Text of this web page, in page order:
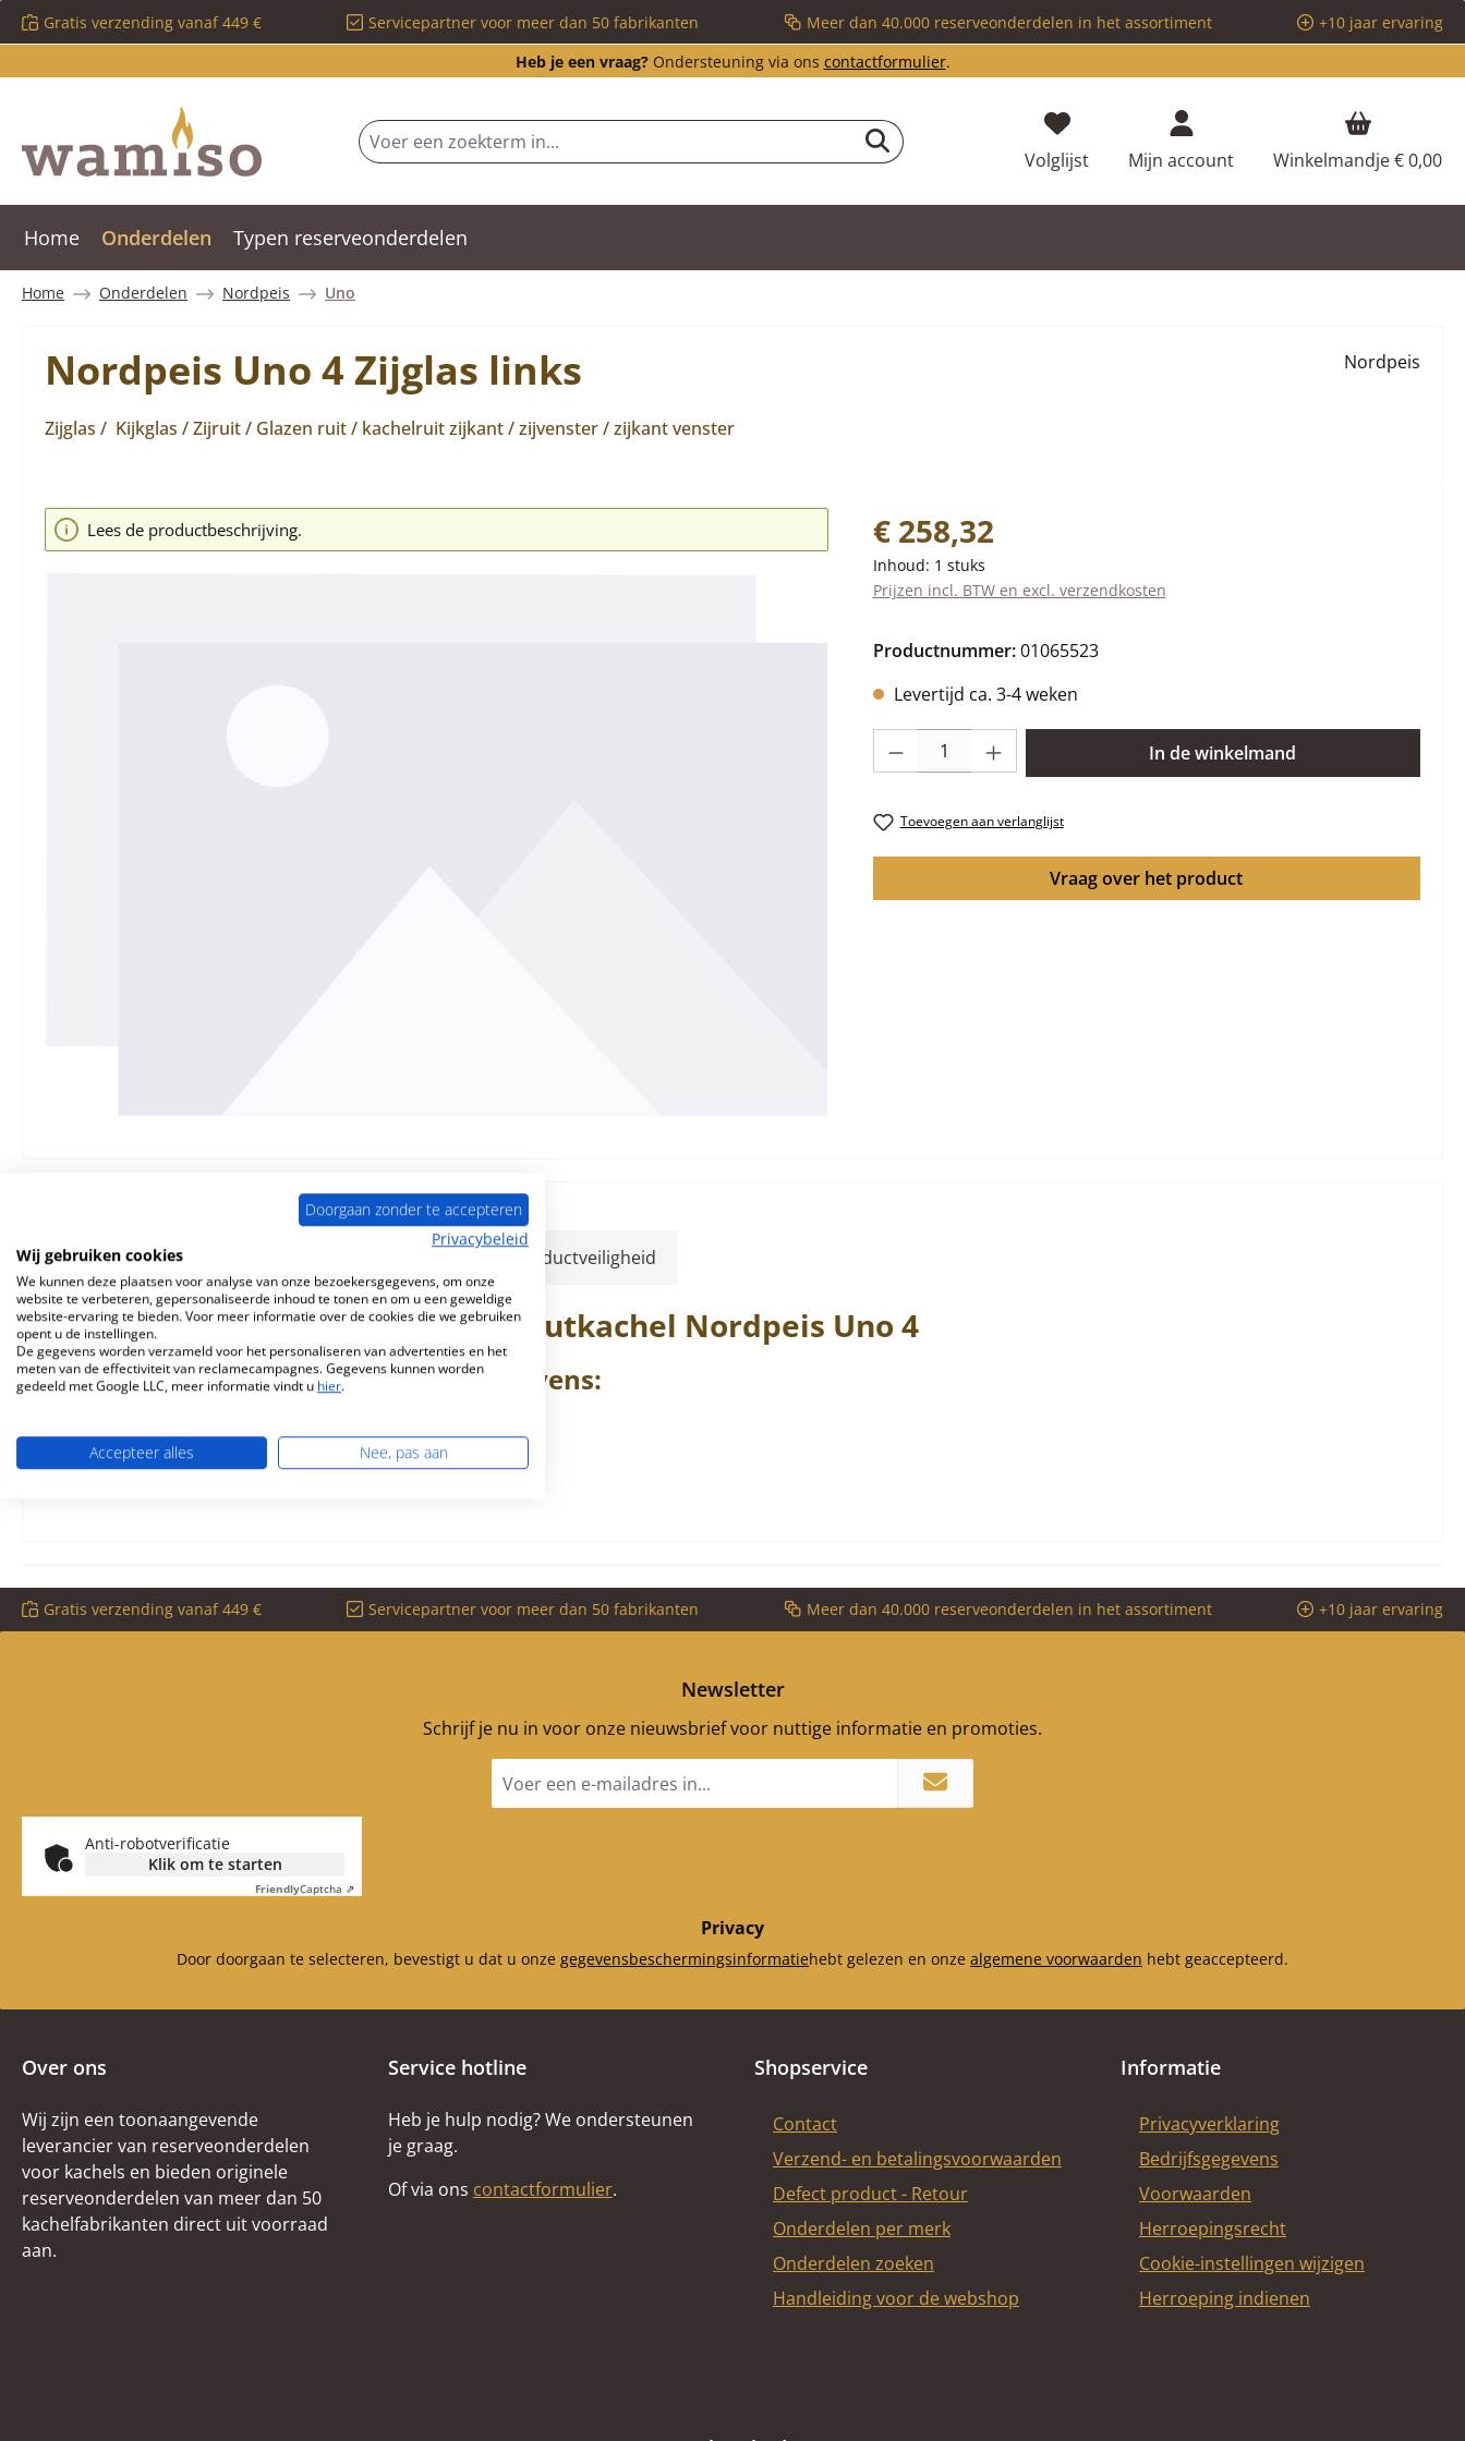
naar de hoofdinhoud
Ga naar de zoekopdracht
Ga naar de hoofdnavigatie
Gratis verzending vanaf 449 € Servicepartner voor meer dan 50 fabrikanten Meer dan 40.000 reserveonderdelen in het assortiment
+10 jaar ervaring
Heb je een vraag?Ondersteuning via ons contactformulier.
VolglijstJe hebt 0 items op je verlanglijstje
Mijn account Winkelmandje€ 0,00
Home Onderdelen Typen reserveonderdelen
Home Onderdelen Nordpeis Uno
Nordpeis Uno 4 Zijglas links
Zijglas / Kijkglas / Zijruit / Glazen ruit / kachelruit zijkant / zijvenster / zijkant venster
Nordpeis
Afbeeldingengalerij overslaan
Lees de productbeschrijving. Normale prijs:
€ 258,32
Inhoud: 1 stuks
Prijzen incl. BTW en excl. verzendkosten
Productnummer:01065523
Levertijd ca. 3-4 weken
Producthoeveelheid: Voer de gewenste hoeveelheid in of gebruik de knoppen
In de winkelmand
Toevoegen aan verlanglijst
Vraag over het product
Beschrijving Informatie over productveiligheid
OrigineelZijglas linksvoor de Houtkachel Nordpeis Uno 4
NordpeisUno4ZijglaslinksKerngegevens:
Glazen ruit, kachelruit zijkant
hittebestendig
Gratis verzending vanaf 449 € Servicepartner voor meer dan 50 fabrikanten Meer dan 40.000 reserveonderdelen in het assortiment +10 jaar ervaring
Newsletter
Schrijf je nu in voor onze nieuwsbrief voor nuttige informatie en promoties.
mailadres
Anti-robotverificatie
Klik om te starten
FriendlyCaptcha ⇗
Privacy
Door doorgaan te selecteren, bevestigt u dat u onze gegevensbeschermingsinformatiehebt gelezen en onze algemene voorwaarden hebt geaccepteerd.
Over ons
Wij zijn een toonaangevende
leverancier van reserveonderdelen
voor kachels en bieden originele
reserveonderdelen van meer dan 50
kachelfabrikanten direct uit voorraad
aan.
Service hotline
Heb je hulp nodig? We ondersteunen
je graag.
Of via ons contactformulier.
Shopservice
Contact
Verzend- en betalingsvoorwaarden
Defect product - Retour
Onderdelen per merk
Onderdelen zoeken
Handleiding voor de webshop
Informatie
Privacyverklaring
Bedrijfsgegevens
Voorwaarden
Herroepingsrecht
Cookie-instellingen wijzigen
Herroeping indienen
Doorgaan zonder te accepteren
Privacybeleid
Wij gebruiken cookies
We kunnen deze plaatsen voor analyse van onze bezoekersgegevens, om onze
website te verbeteren, gepersonaliseerde inhoud te tonen en om u een geweldige
website-ervaring te bieden. Voor meer informatie over de cookies die we gebruiken
opent u de instellingen.
De gegevens worden verzameld voor het personaliseren van advertenties en het
meten van de effectiviteit van reclamecampagnes. Gegevens kunnen worden
gedeeld met Google LLC, meer informatie vindt u hier.
Accepteer alles Nee, pas aan